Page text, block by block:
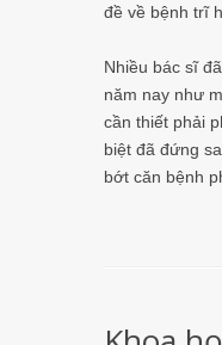
đề về bệnh trĩ
Nhiều bác sĩ
năm nay như
cần thiết phải
biệt đã đứng
bớt căn bệnh